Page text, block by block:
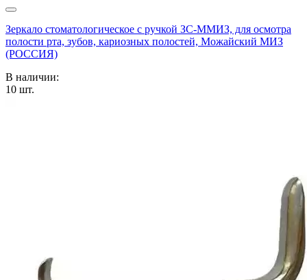
Зеркало стоматологическое с ручкой ЗС-ММИЗ, для осмотра
полости рта, зубов, кариозных полостей, Можайский МИЗ
(РОССИЯ)
В наличии:
10 шт.